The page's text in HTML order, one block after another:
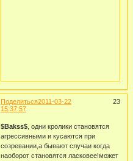
Поделиться 23
2011-03-22
15:37:57
$Bakss$, одни кролики становятся
агрессивными и кусаются при
созревании,а бывают случаи когда
наоборот становятся ласковее!может